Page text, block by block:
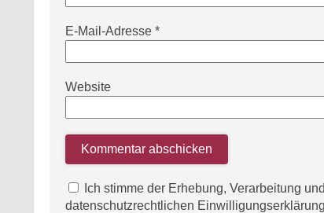
E-Mail-Adresse *
Website
Ich stimme der Erhebung, Verarbeitung
datenschutzrechtlichen